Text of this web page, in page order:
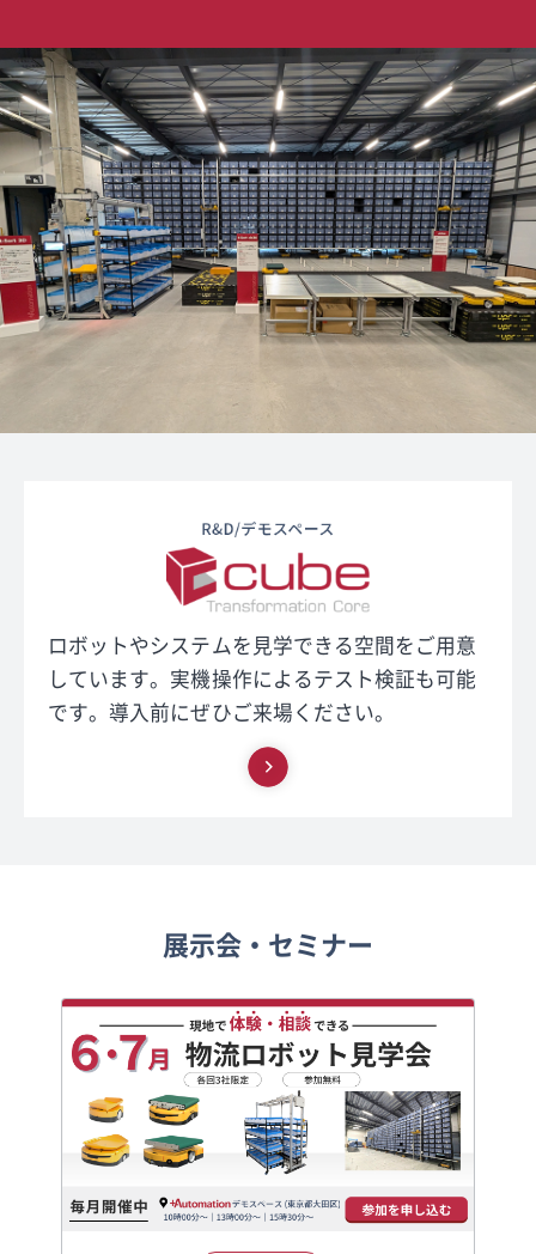
ロボットやシステムを見学できる空間をご用意
しています。 実機操作によるテスト検証も可能
です。導入前にぜひご来場ください。
展示会・セミナー